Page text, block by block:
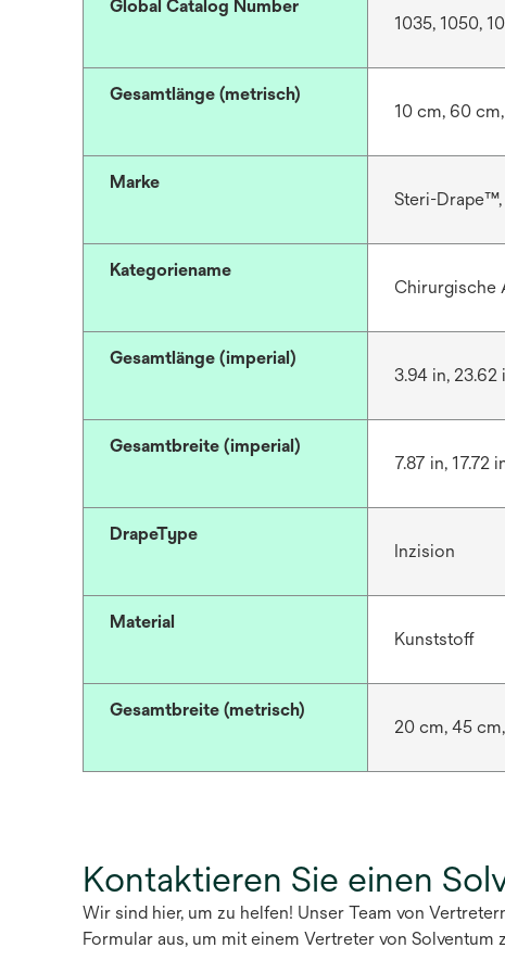
Global Catalog Number
1035, 1050,
Gesamtlänge (metrisch)
10 cm, 60
Marke
Steri-
Kategoriename
Chirurgische
Gesamtlänge (imperial)
3.94 in, 23.62
Gesamtbreite (imperial)
7.87 in, 17.72
DrapeType
Inzision
Material
Kunststoff
Gesamtbreite (metrisch)
20 cm, 45
Kontaktieren Sie einen
Wir sind hier, um zu helfen! Unser Team von
Formular aus, um mit einem Vertreter von